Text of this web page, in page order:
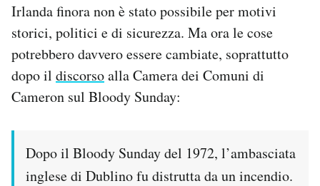
Irlanda finora non è stato possibile per motivi
storici, politici e di sicurezza. Ma ora le cose
potrebbero davvero essere cambiate, soprattutto
dopo il discorsoalla Camera dei Comuni di
Cameron sul Bloody Sunday:
Dopo il Bloody Sunday del 1972, l’ambasciata
inglese di Dublino fu distrutta da un incendio.